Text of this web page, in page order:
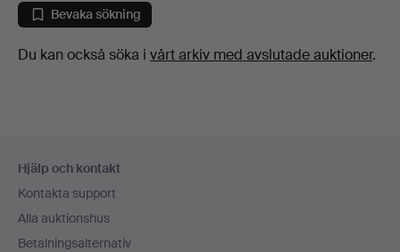
Bevaka sökning
Du kan också söka i vårt arkiv med avslutade auktioner.
Hjälp och kontakt
Kontakta support
Alla auktionshus
Betalningsalternativ